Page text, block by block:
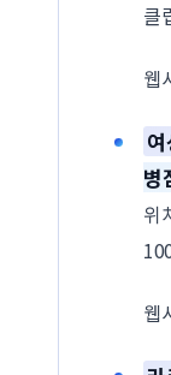
클
웹
병
위
웹